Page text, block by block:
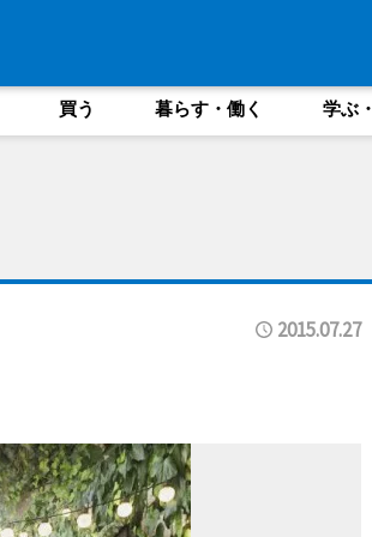
買う 暮らす・働く 学ぶ
2015.07.27